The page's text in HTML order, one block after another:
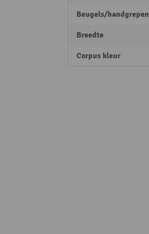
Beugels/handgrepen
Breedte
Corpus kleur